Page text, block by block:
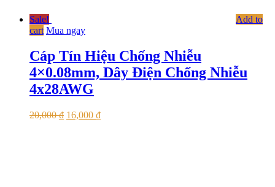
Sale!
Add to
cart Mua ngay
Cáp Tín Hiệu Chống Nhiễu
4×0.08mm, Dây Điện Chống Nhiễu
4x28AWG
20,000₫ 16,000 ₫